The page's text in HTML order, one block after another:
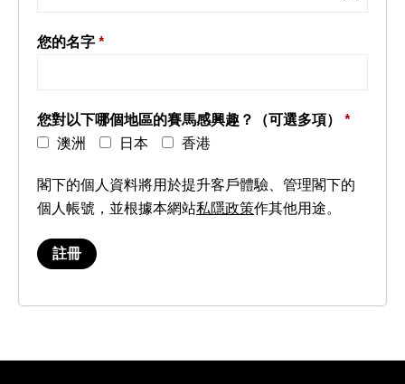
您的名字 *
您對以下哪個地區的賽馬感興趣？（可選多項） *
澳洲
日本 香港
閣下的個人資料將用於提升客戶體驗、管理閣下的
個人帳號，並根據本網站私隱政策作其他用途。
註冊